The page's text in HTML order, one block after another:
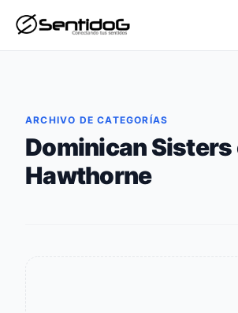
ARCHIVO DE CATEGORÍAS
Dominican Sisters
Hawthorne